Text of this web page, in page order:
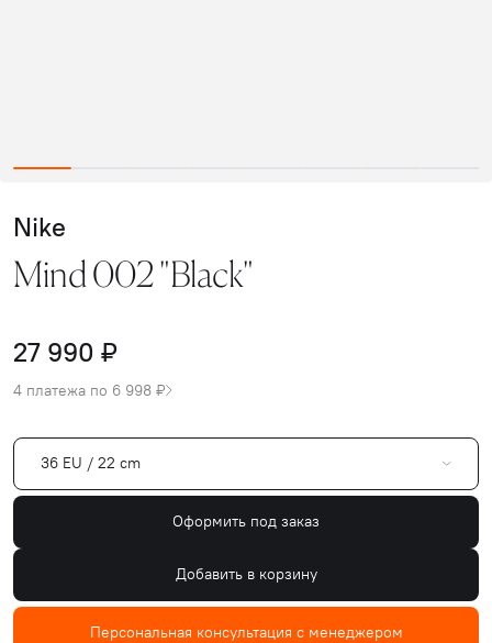
Nike
Mind 002 "Black"
27 990 ₽
4 платежа по 6 998 ₽
36 EU / 22 cm
Оформить под заказ
Добавить в корзину
Персональная консультация с менеджером